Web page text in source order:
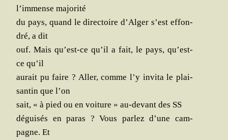
l’immense majorité
du pays, quand le direc­toire d’Alger s’est effon­
dré, a dit
ouf. Mais qu’est-ce qu’il a fait, le pays, qu’est-
ce qu’il
aurait pu faire ? Aller, comme l’y invi­ta le plai­
san­tin que l’on
sait, « à pied ou en voi­ture » au-devant des SS
dégui­sés en paras ? Vous par­lez d’une cam­
pagne. Et